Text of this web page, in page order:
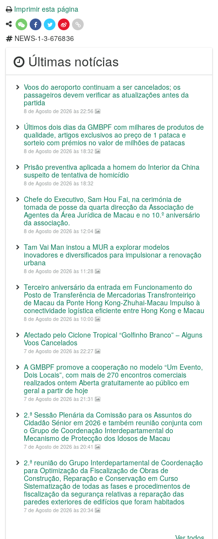
Imprimir esta página
NEWS-1-3-676836
Últimas notícias
Voos do aeroporto continuam a ser cancelados; os
passageiros devem verificar as atualizações antes da
partida
8 de Agosto de 2026 às 22:56
Últimos dois dias da GMBPF com milhares de produtos de
qualidade, artigos exclusivos ao preço de 1 pataca e
sorteio com prémios no valor de milhões de patacas
8 de Agosto de 2026 às 18:32
Prisão preventiva aplicada a homem do Interior da China
suspeito de tentativa de homicídio
8 de Agosto de 2026 às 18:32
Chefe do Executivo, Sam Hou Fai, na cerimónia de
tomada de posse da quarta direcção da Associação de
Agentes da Área Jurídica de Macau e no 10.º aniversário
da associação.
8 de Agosto de 2026 às 12:04
Tam Vai Man instou a MUR a explorar modelos
inovadores e diversificados para impulsionar a renovação
urbana
8 de Agosto de 2026 às 11:28
Terceiro aniversário da entrada em Funcionamento do
Posto de Transferência de Mercadorias Transfronteiriço
de Macau da Ponte Hong Kong-Zhuhai-Macau Impulso à
conectividade logística eficiente entre Hong Kong e Macau
8 de Agosto de 2026 às 10:00
Afectado pelo Ciclone Tropical “Golfinho Branco” – Alguns
Voos Cancelados
7 de Agosto de 2026 às 22:27
A GMBPF promove a cooperação no modelo “Um Evento,
Dois Locais”, com mais de 270 encontros comerciais
realizados ontem Aberta gratuitamente ao público em
geral a partir de hoje
7 de Agosto de 2026 às 21:31
2.ª Sessão Plenária da Comissão para os Assuntos do
Cidadão Sénior em 2026 e também reunião conjunta com
o Grupo de Coordenação Interdepartamental do
Mecanismo de Protecção dos Idosos de Macau
7 de Agosto de 2026 às 20:41
2.ª reunião do Grupo Interdepartamental de Coordenação
para Optimização da Fiscalização de Obras de
Construção, Reparação e Conservação em Curso
Sistematização de todas as fases e procedimentos de
fiscalização da segurança relativas a reparação das
paredes exteriores de edifícios que foram habitados
7 de Agosto de 2026 às 20:34